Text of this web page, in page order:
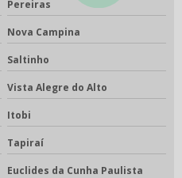
Pereiras
Nova Campina
Saltinho
Vista Alegre do Alto
Itobi
Tapiraí
Euclides da Cunha Paulista